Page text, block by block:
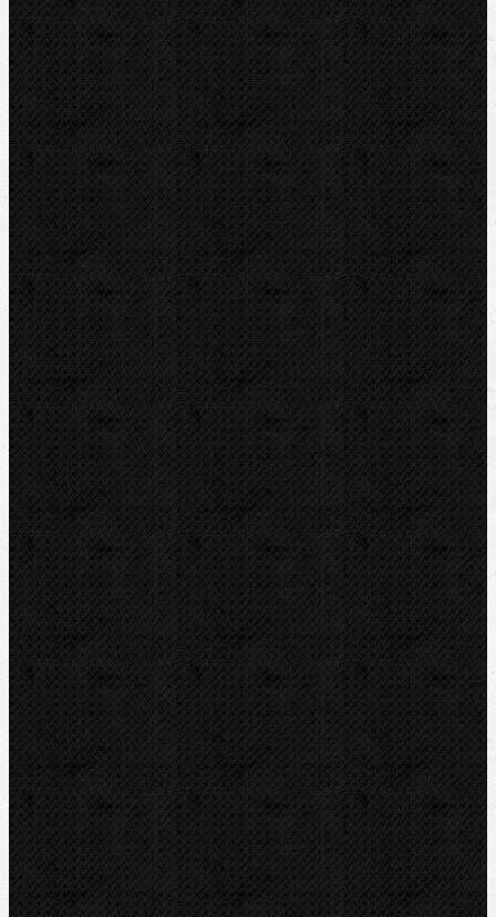
Přidat do košíku
Kód zboží:
595384
Značka:
CBC
Popis
Zařazení
Komentáře (0)
CBC Rolna 42mm pro UNI42.
Zařazení
Elektrické
Elektrické / Ohýbací segmenty CBC
Komentáře
Přidat komentář
Sortiment
Akce
Mechanické
Elektrické
Ohýbačky a ohýbací sady
Ohýbací segmenty CBC
Ohýbací segmenty REMS